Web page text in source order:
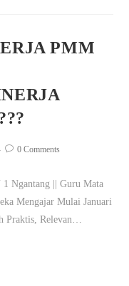
PMM
0 Comments
Ngantang || Guru Mata
Mengajar Mulai Januari
Praktis, Relevan…